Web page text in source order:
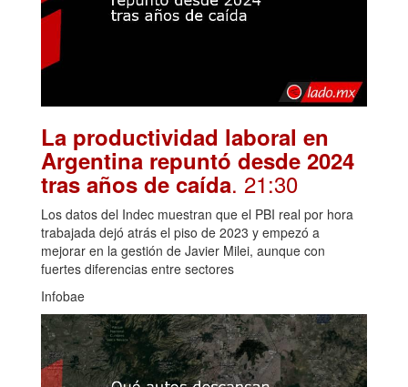
La productividad laboral en
Argentina repuntó desde 2024
tras años de caída. 21:30
Los datos del Indec muestran que el PBI real por hora
trabajada dejó atrás el piso de 2023 y empezó a
mejorar en la gestión de Javier Milei, aunque con
fuertes diferencias entre sectores
Infobae